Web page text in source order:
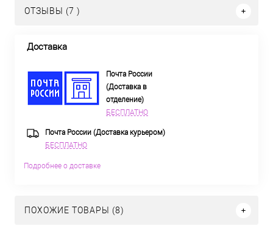
ОТЗЫВЫ (7 )
Доставка
Почта России
(Доставка в
отделение)
БЕСПЛАТНО
Почта России (Доставка курьером)
БЕСПЛАТНО
Подробнее о доставке
ПОХОЖИЕ ТОВАРЫ (8)